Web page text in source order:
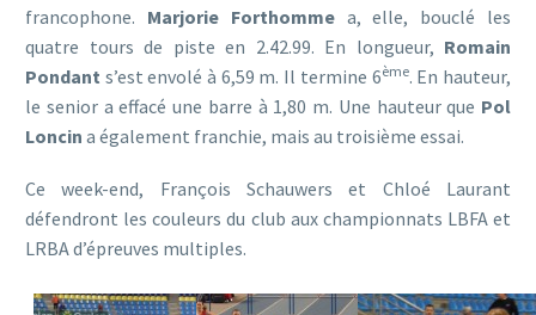
francophone. Marjorie Forthommea, elle, bouclé les
quatre tours de piste en 2.42.99. En longueur, Romain
Pondant s’est envolé à 6,59 m. Il termine 6ème. En hauteur,
le senior a effacé une barre à 1,80 m. Une hauteur que Pol
Loncin a également franchie, mais au troisième essai.
Ce week-end, François Schauwers et Chloé Laurant
défendront les couleurs du club aux championnats LBFA et
LRBA d’épreuves multiples.